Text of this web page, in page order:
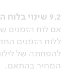
9.2 שינוי בלוח הזמנים של חברות התעופה
אם לוח הזמנים
ללוח הזמנים
להפחתה של
המחיר בהתאם.